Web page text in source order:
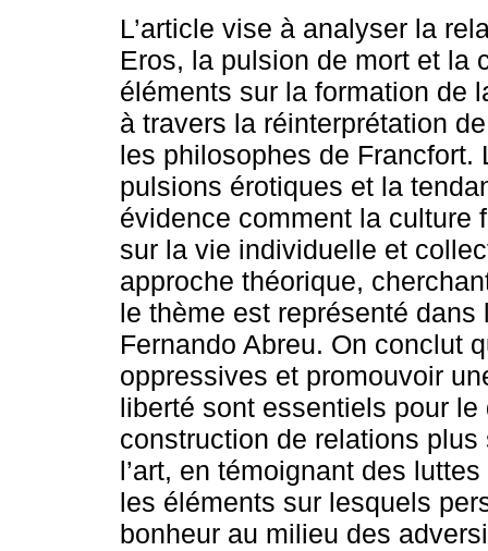
L’article vise à analyser la
Eros, la pulsion de mort et la
éléments sur la formation de
à travers la réinterprétation
les philosophes de
pulsions érotiques et la
évidence comment la culture
sur la vie individuelle et
approche théorique,
le thème est représenté
Fernando Abreu. On conclut
oppressives et promouvoir
liberté sont essentiels pour
construction de relations
l’art, en témoignant des
les éléments sur lesquels
bonheur au milieu des